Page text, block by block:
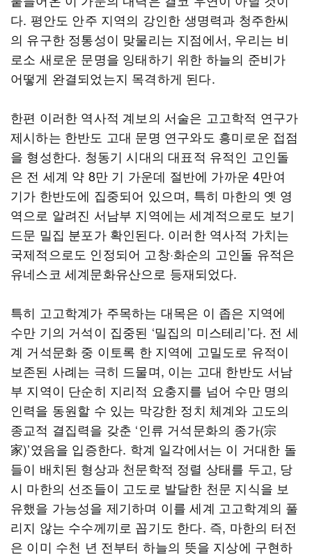
다. 평안도 안주 지역의 강인한 생명력과 청주한씨
의 유구한 정통성이 맞물리는 지점에서, 우리는 비
로소 새로운 문명을 잉태하기 위한 하늘의 준비가
어떻게 완결되었는지 목격하게 된다.
한편 이러한 역사적 계보의 서술은 고고학적 연구가
제시하는 한반도 고대 문명 연구와도 흥미로운 접점
을 형성한다. 청동기 시대의 대표적 유적인 고인돌
은 전 세계 약 8만 기 가운데 절반에 가까운 4만여
기가 한반도에 집중되어 있으며, 특히 마한의 옛 영
역으로 알려진 서남부 지역에는 세계적으로도 보기
드문 밀집 분포가 확인된다. 이러한 역사적 가치는
국제적으로도 인정되어 고창·화순의 고인돌 유적은
유네스코 세계문화유산으로 등재되었다.
특히 고고학계가 주목하는 대목은 이 좁은 지역에
수만 기의 거석이 집중된 ‘밀집의 미스테리’다. 전 세
계 거석문화 중 이토록 한 지역에 고밀도로 유적이
보존된 사례는 극히 드물며, 이는 고대 한반도 서남
부 지역이 단순히 지리적 요충지를 넘어 수만 명의
인력을 동원할 수 있는 막강한 정치 체계와 고도의
종교적 결집력을 갖춘 ‘인류 거석문화의 종가(宗
家)’였음을 입증한다. 학계 일각에서는 이 거대한 돌
들이 배치된 형상과 천문학적 정렬 상태를 두고, 당
시 마한의 선조들이 고도로 발달한 천문 지식을 보
유했을 가능성을 제기하며 이를 세계 고고학계의 풀
리지 않는 수수께끼로 꼽기도 한다. 즉, 마한의 터전
은 이미 수천 년 전부터 하늘의 뜻을 지상에 구현하